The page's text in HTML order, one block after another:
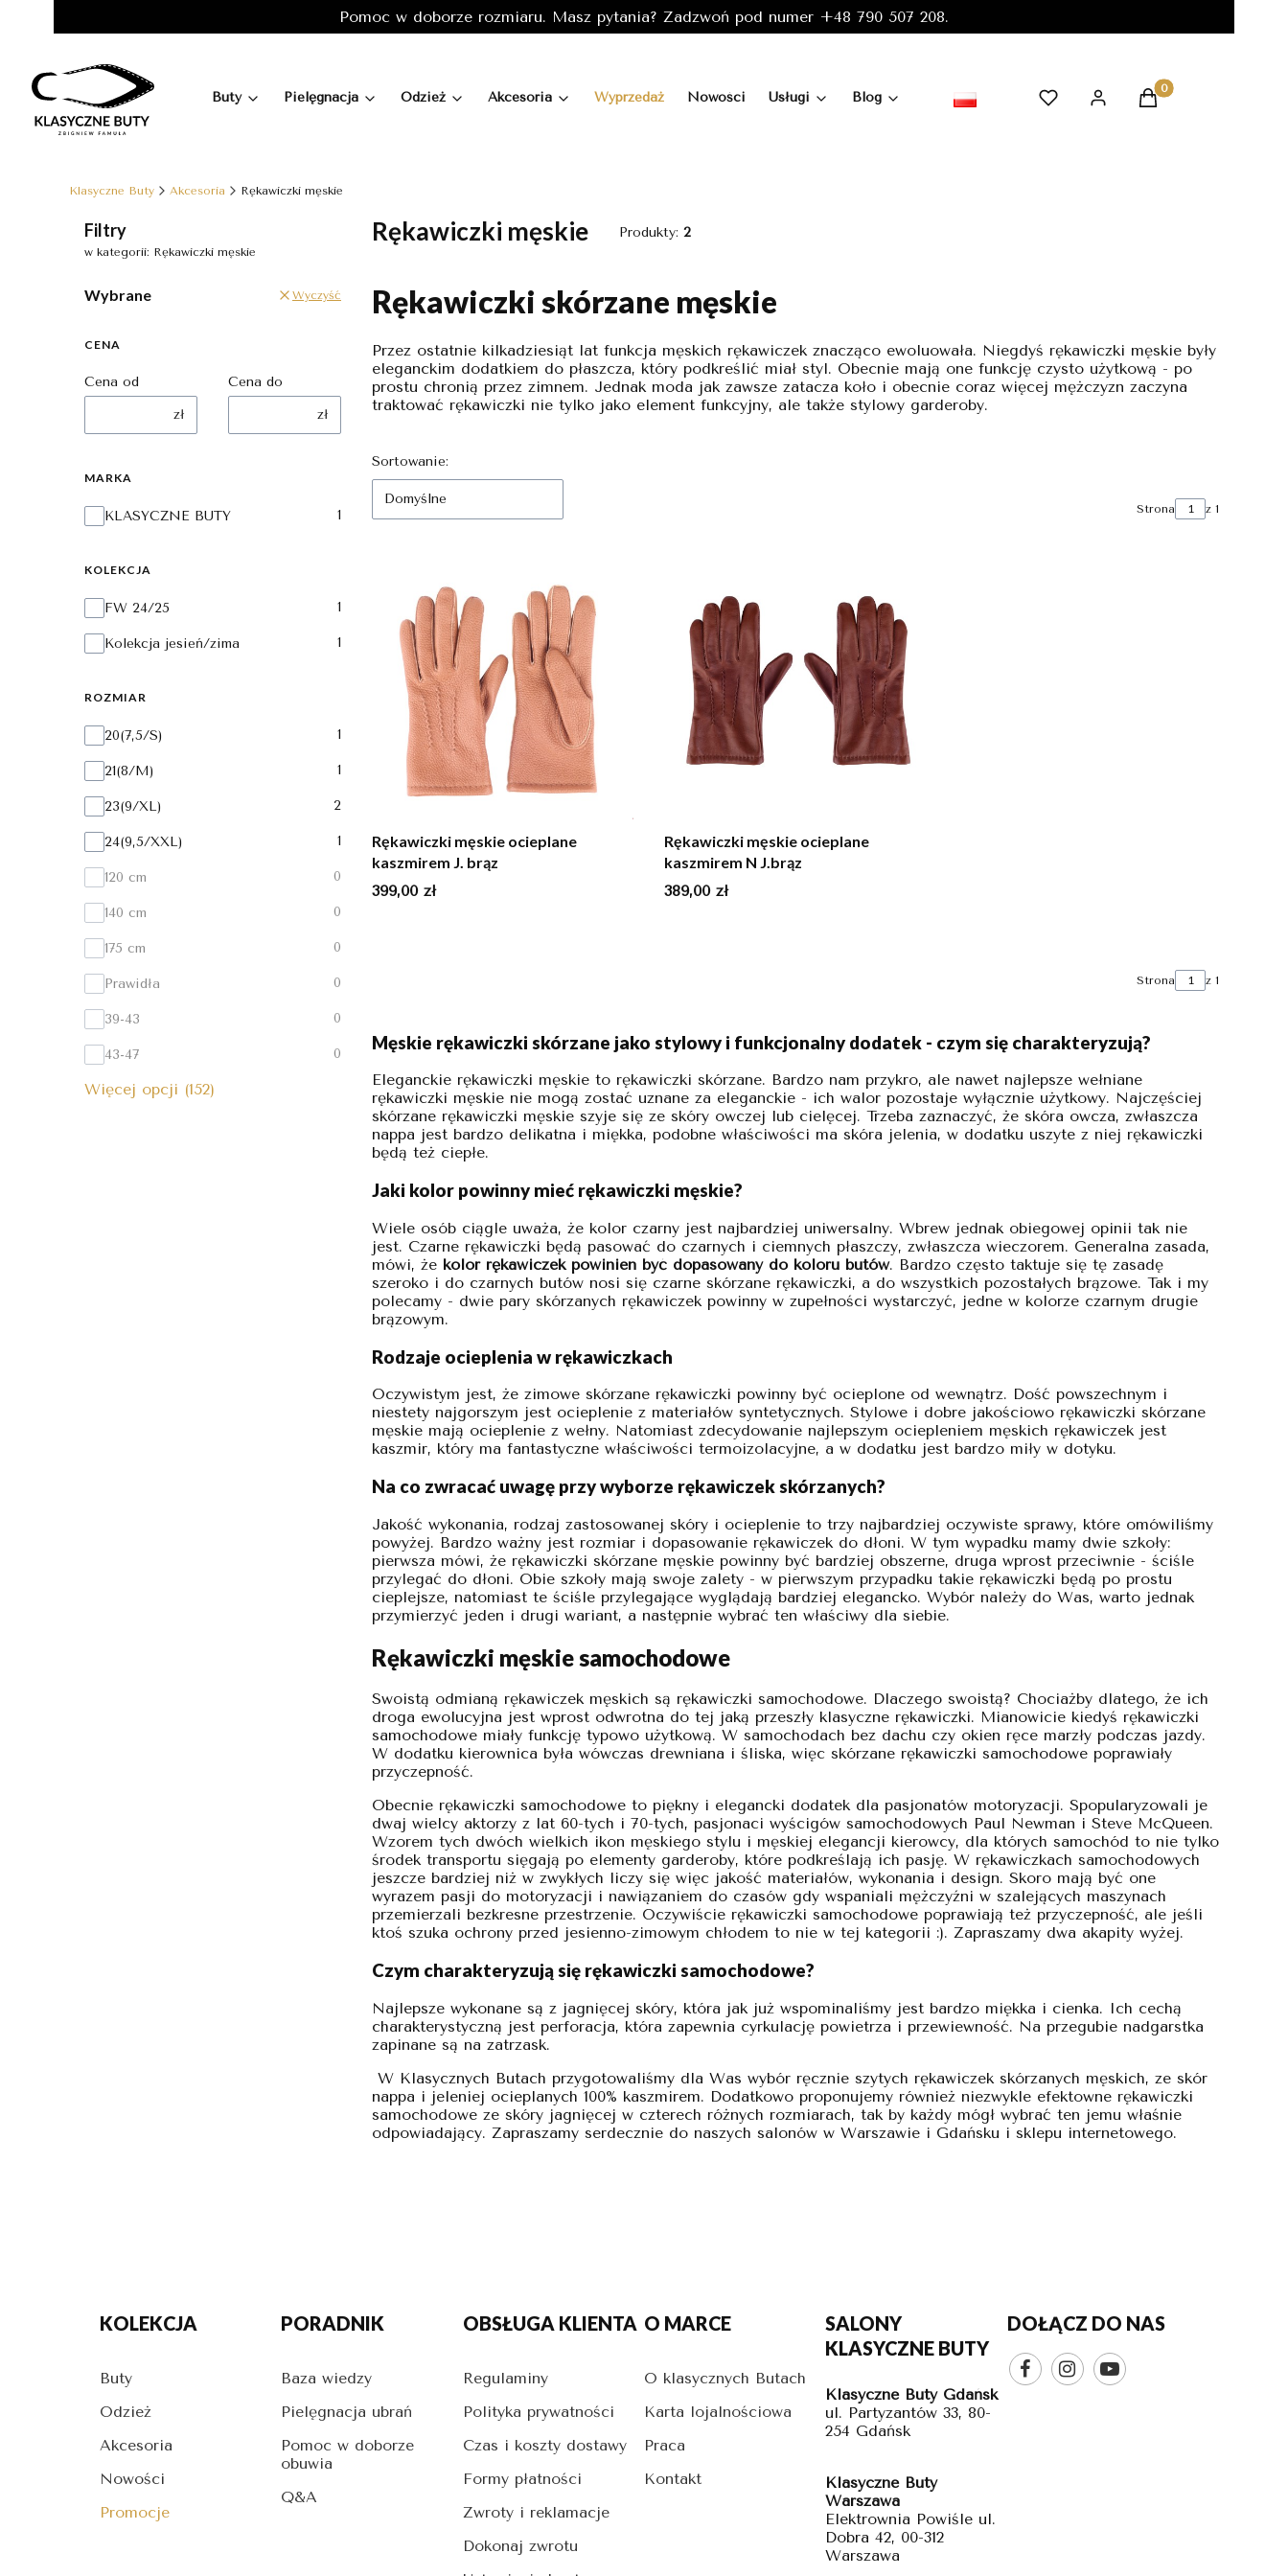
Pomoc w doborze rozmiaru. Masz pytania? Zadzwoń pod numer +48 790 507 208.
Buty Pielęgnacja Odzież Akcesoria Wyprzedaż Nowości Usługi Blog Produkty w
Klasyczne Buty Akcesoria Rękawiczki męskie
Filtry
w kategorii: Rękawiczki męskie
Wybrane Wyczyść
CENA
Cena od
zł
Cena do
zł
MARKA
MarkaKLASYCZNE BUTY 1
KOLEKCJA
Kolekcja
FW 24/25 1
Kolekcja jesień/zima 1
ROZMIAR
Rozmiar
20(7,5/S) 1
21(8/M) 1
23(9/XL) 2
24(9,5/XXL) 1
120 cm 0
140 cm 0
175 cm 0
Prawidła 0
39-43 0
43-47 0
Więcej opcji (152)
Rękawiczki męskie Produkty: 2
Rękawiczki skórzane męskie
Przez ostatnie kilkadziesiąt lat funkcja męskich rękawiczek znacząco ewoluowała. Niegdyś rękawiczki męskie były
eleganckim dodatkiem do płaszcza, który podkreślić miał styl. Obecnie mają one funkcję czysto użytkową - po
prostu chronią przez zimnem. Jednak moda jak zawsze zatacza koło i obecnie coraz więcej mężczyzn zaczyna
traktować rękawiczki nie tylko jako element funkcyjny, ale także stylowy garderoby.
Lista produktów
Sortowanie:
Domyślne
Strona z 1
Rękawiczki męskie ocieplane
kaszmirem J. brąz
Cena
399,00 zł
Rękawiczki męskie ocieplane
kaszmirem N J.brąz
Cena
389,00 zł
Strona z 1
Męskie rękawiczki skórzane jako stylowy i funkcjonalny dodatek - czym się charakteryzują?
Eleganckie rękawiczki męskie to rękawiczki skórzane. Bardzo nam przykro, ale nawet najlepsze wełniane
rękawiczki męskie nie mogą zostać uznane za eleganckie - ich walor pozostaje wyłącznie użytkowy. Najczęściej
skórzane rękawiczki męskie szyje się ze skóry owczej lub cielęcej. Trzeba zaznaczyć, że skóra owcza, zwłaszcza
nappa jest bardzo delikatna i miękka, podobne właściwości ma skóra jelenia, w dodatku uszyte z niej rękawiczki
będą też ciepłe.
Jaki kolor powinny mieć rękawiczki męskie?
Wiele osób ciągle uważa, że kolor czarny jest najbardziej uniwersalny. Wbrew jednak obiegowej opinii tak nie
jest. Czarne rękawiczki będą pasować do czarnych i ciemnych płaszczy, zwłaszcza wieczorem. Generalna zasada,
mówi, że kolor rękawiczek powinien być dopasowany do koloru butów. Bardzo często taktuje się tę zasadę
szeroko i do czarnych butów nosi się czarne skórzane rękawiczki, a do wszystkich pozostałych brązowe. Tak i my
polecamy - dwie pary skórzanych rękawiczek powinny w zupełności wystarczyć, jedne w kolorze czarnym drugie
brązowym.
Rodzaje ocieplenia w rękawiczkach
Oczywistym jest, że zimowe skórzane rękawiczki powinny być ocieplone od wewnątrz. Dość powszechnym i
niestety najgorszym jest ocieplenie z materiałów syntetycznych. Stylowe i dobre jakościowo rękawiczki skórzane
męskie mają ocieplenie z wełny. Natomiast zdecydowanie najlepszym ociepleniem męskich rękawiczek jest
kaszmir, który ma fantastyczne właściwości termoizolacyjne, a w dodatku jest bardzo miły w dotyku.
Na co zwracać uwagę przy wyborze rękawiczek skórzanych?
Jakość wykonania, rodzaj zastosowanej skóry i ocieplenie to trzy najbardziej oczywiste sprawy, które omówiliśmy
powyżej. Bardzo ważny jest rozmiar i dopasowanie rękawiczek do dłoni. W tym wypadku mamy dwie szkoły:
pierwsza mówi, że rękawiczki skórzane męskie powinny być bardziej obszerne, druga wprost przeciwnie - ściśle
przylegać do dłoni. Obie szkoły mają swoje zalety - w pierwszym przypadku takie rękawiczki będą po prostu
cieplejsze, natomiast te ściśle przylegające wyglądają bardziej elegancko. Wybór należy do Was, warto jednak
przymierzyć jeden i drugi wariant, a następnie wybrać ten właściwy dla siebie.
Rękawiczki męskie samochodowe
Swoistą odmianą rękawiczek męskich są rękawiczki samochodowe. Dlaczego swoistą? Chociażby dlatego, że ich
droga ewolucyjna jest wprost odwrotna do tej jaką przeszły klasyczne rękawiczki. Mianowicie kiedyś rękawiczki
samochodowe miały funkcję typowo użytkową. W samochodach bez dachu czy okien ręce marzły podczas jazdy.
W dodatku kierownica była wówczas drewniana i śliska, więc skórzane rękawiczki samochodowe poprawiały
przyczepność.
Obecnie rękawiczki samochodowe to piękny i elegancki dodatek dla pasjonatów motoryzacji. Spopularyzowali je
dwaj wielcy aktorzy z lat 60-tych i 70-tych, pasjonaci wyścigów samochodowych Paul Newman i Steve McQueen.
Wzorem tych dwóch wielkich ikon męskiego stylu i męskiej elegancji kierowcy, dla których samochód to nie tylko
środek transportu sięgają po elementy garderoby, które podkreślają ich pasję. W rękawiczkach samochodowych
jeszcze bardziej niż w zwykłych liczy się więc jakość materiałów, wykonania i design. Skoro mają być one
wyrazem pasji do motoryzacji i nawiązaniem do czasów gdy wspaniali mężczyźni w szalejących maszynach
przemierzali bezkresne przestrzenie. Oczywiście rękawiczki samochodowe poprawiają też przyczepność, ale jeśli
ktoś szuka ochrony przed jesienno-zimowym chłodem to nie w tej kategorii :). Zapraszamy dwa akapity wyżej.
Czym charakteryzują się rękawiczki samochodowe?
Najlepsze wykonane są z jagnięcej skóry, która jak już wspominaliśmy jest bardzo miękka i cienka. Ich cechą
charakterystyczną jest perforacja, która zapewnia cyrkulację powietrza i przewiewność. Na przegubie nadgarstka
zapinane są na zatrzask.
W Klasycznych Butach przygotowaliśmy dla Was wybór ręcznie szytych rękawiczek skórzanych męskich, ze skór
nappa i jeleniej ocieplanych 100% kaszmirem. Dodatkowo proponujemy również niezwykle efektowne rękawiczki
samochodowe ze skóry jagnięcej w czterech różnych rozmiarach, tak by każdy mógł wybrać ten jemu właśnie
odpowiadający. Zapraszamy serdecznie do naszych salonów w Warszawie i Gdańsku i sklepu internetowego.
KOLEKCJA
Buty
Odzież
Akcesoria
Nowości
Promocje
PORADNIK
Baza wiedzy
Pielęgnacja ubrań
Pomoc w doborze
obuwia
Q&A
OBSŁUGA KLIENTA
Regulaminy
Polityka prywatności
Czas i koszty dostawy
Formy płatności
Zwroty i reklamacje
Dokonaj zwrotu
O MARCE
O klasycznych Butach
Karta lojalnościowa
Praca
Kontakt
SALONY
KLASYCZNE BUTY
Klasyczne Buty Gdańsk
ul. Partyzantów 33, 80-
254 Gdańsk
Klasyczne Buty
Warszawa
Elektrownia Powiśle ul.
Dobra 42, 00-312
Warszawa
DOŁĄCZ DO NAS
  